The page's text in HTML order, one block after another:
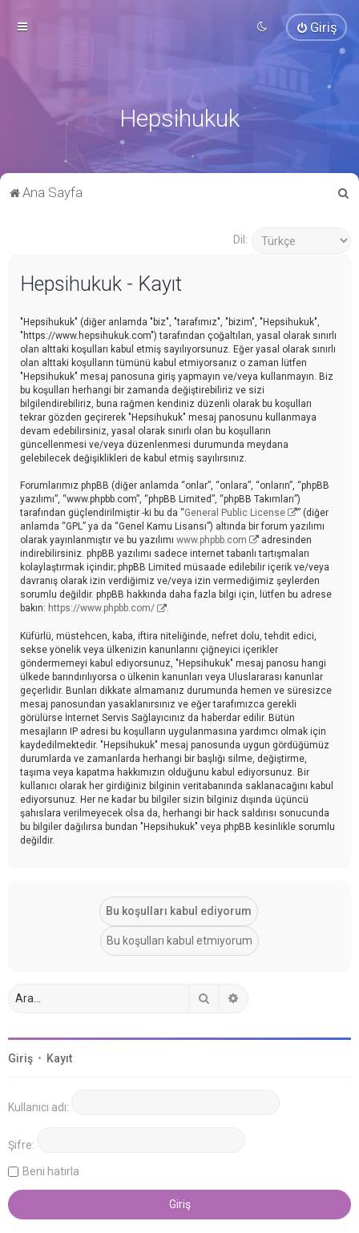
Giriş
Hepsihukuk
Ana Sayfa
Dil:
Hepsihukuk - Kayıt
"Hepsihukuk" (diğer anlamda "biz", "tarafımız", "bizim", "Hepsihukuk",
"https://www.hepsihukuk.com") tarafından çoğaltılan, yasal olarak sınırlı
olan alttaki koşulları kabul etmiş sayılıyorsunuz. Eğer yasal olarak sınırlı
olan alttaki koşulların tümünü kabul etmiyorsanız o zaman lütfen
"Hepsihukuk" mesaj panosuna giriş yapmayın ve/veya kullanmayın. Biz
bu koşulları herhangi bir zamanda değiştirebiliriz ve sizi
bilgilendirebiliriz, buna rağmen kendiniz düzenli olarak bu koşulları
tekrar gözden geçirerek "Hepsihukuk" mesaj panosunu kullanmaya
devam edebilirsiniz, yasal olarak sınırlı olan bu koşulların
güncellenmesi ve/veya düzenlenmesi durumunda meydana
gelebilecek değişiklikleri de kabul etmiş sayılırsınız.
Forumlarımız phpBB (diğer anlamda “onlar”, “onlara”, “onların”, “phpBB
yazılımı”, “www.phpbb.com”, “phpBB Limited”, “phpBB Takımları”)
tarafından güçlendirilmiştir -ki bu da “General Public License
” (diğer
anlamda “GPL” ya da “Genel Kamu Lisansı”) altında bir forum yazılımı
olarak yayınlanmıştır ve bu yazılımı www.phpbb.com
adresinden
indirebilirsiniz. phpBB yazılımı sadece internet tabanlı tartışmaları
kolaylaştırmak içindir; phpBB Limited müsaade edilebilir içerik ve/veya
davranış olarak izin verdiğimiz ve/veya izin vermediğimiz şeylerden
sorumlu değildir. phpBB hakkında daha fazla bilgi için, lütfen bu adrese
bakın: https://www.phpbb.com/ .
Küfürlü, müstehcen, kaba, iftira niteliğinde, nefret dolu, tehdit edici,
sekse yönelik veya ülkenizin kanunlarını çiğneyici içerikler
göndermemeyi kabul ediyorsunuz, "Hepsihukuk" mesaj panosu hangi
ülkede barındırılıyorsa o ülkenin kanunları veya Uluslararası kanunlar
geçerlidir. Bunları dikkate almamanız durumunda hemen ve süresizce
mesaj panosundan yasaklanırsınız ve eğer tarafımızca gerekli
görülürse İnternet Servis Sağlayıcınız da haberdar edilir. Bütün
mesajların IP adresi bu koşulların uygulanmasına yardımcı olmak için
kaydedilmektedir. "Hepsihukuk" mesaj panosunda uygun gördüğümüz
durumlarda ve zamanlarda herhangi bir başlığı silme, değiştirme,
taşıma veya kapatma hakkımızın olduğunu kabul ediyorsunuz. Bir
kullanıcı olarak her girdiğiniz bilginin veritabanında saklanacağını kabul
ediyorsunuz. Her ne kadar bu bilgiler sizin bilginiz dışında üçüncü
şahıslara verilmeyecek olsa da, herhangi bir hack saldırısı sonucunda
bu bilgiler dağılırsa bundan "Hepsihukuk" veya phpBB kesinlikle sorumlu
değildir.
Giriş • Kayıt
Kullanıcı adı:
Şifre:
Beni hatırla